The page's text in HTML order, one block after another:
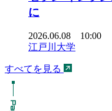
に
2026.06.08 10:00
江戸川大学
すべてを見る